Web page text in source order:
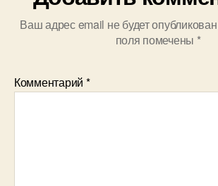
Ваш адрес email не будет
поля помечены *
Комментарий *